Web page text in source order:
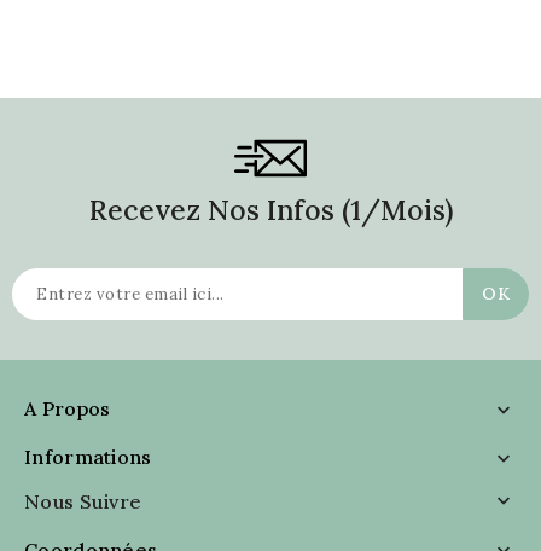
Recevez Nos Infos (1/mois)
A Propos

Informations

Nous Suivre
